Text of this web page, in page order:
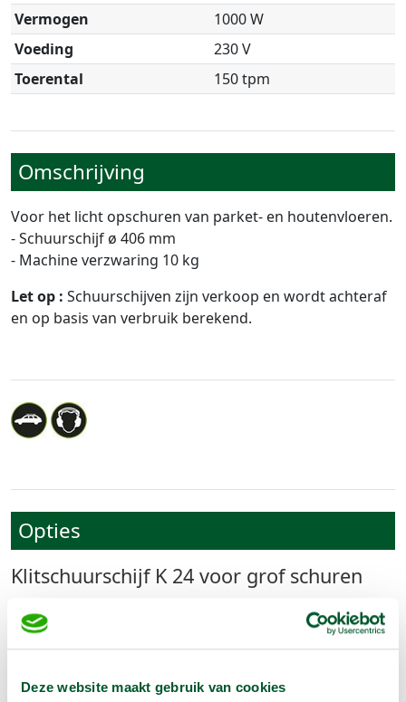
Deze website maakt gebruik van cookies
Vermogen
1000 W
Voeding
230 V
Toerental
150 tpm
Omschrijving
Voor het licht opschuren van parket- en houtenvloeren.
- Schuurschijf ø 406 mm
- Machine verzwaring 10 kg
Let op : Schuurschijven zijn verkoop en wordt achteraf
en op basis van verbruik berekend.
Opties
Klitschuurschijf K 24 voor grof schuren
In winkelwagen te selecteren